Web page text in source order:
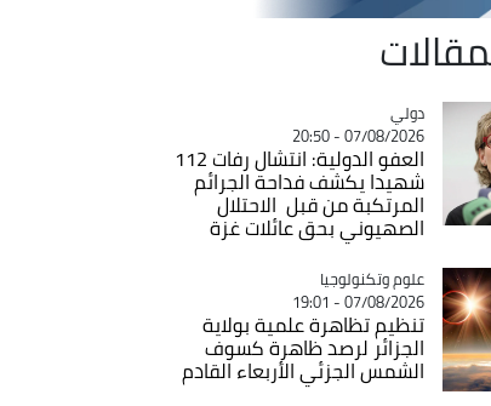
Catégorie
دولي
07/08/2026 - 20:50
العفو الدولية: انتشال رفات 112
شهيدا يكشف فداحة الجرائم
المرتكبة من قبل الاحتلال
الصهيوني بحق عائلات غزة
Catégorie
علوم وتكنولوجيا
07/08/2026 - 19:01
تنظيم تظاهرة علمية بولاية
الجزائر لرصد ظاهرة كسوف
الشمس الجزئي الأربعاء القادم